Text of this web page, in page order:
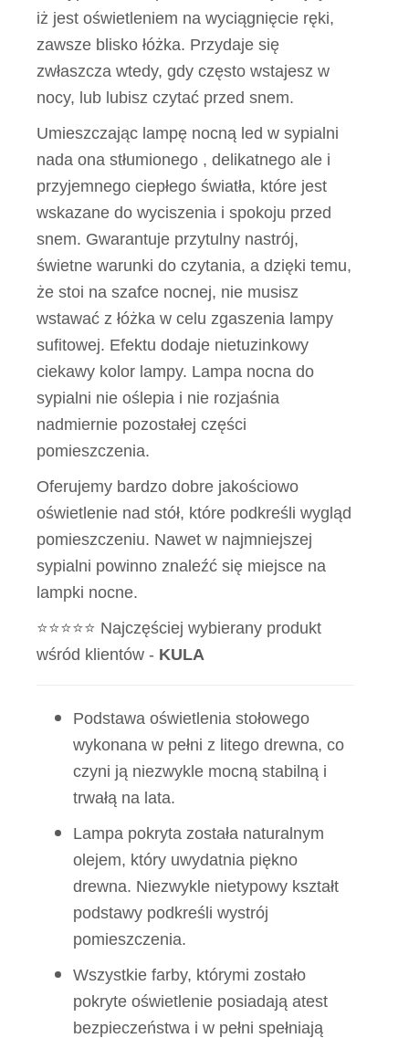
iż jest oświetleniem na wyciągnięcie ręki,
zawsze blisko łóżka. Przydaje się
zwłaszcza wtedy, gdy często wstajesz w
nocy, lub lubisz czytać przed snem.
Umieszczając lampę nocną led w sypialni
nada ona stłumionego , delikatnego ale i
przyjemnego ciepłego światła, które jest
wskazane do wyciszenia i spokoju przed
snem. Gwarantuje przytulny nastrój,
świetne warunki do czytania, a dzięki temu,
że stoi na szafce nocnej, nie musisz
wstawać z łóżka w celu zgaszenia lampy
sufitowej. Efektu dodaje nietuzinkowy
ciekawy kolor lampy. Lampa nocna do
sypialni nie oślepia i nie rozjaśnia
nadmiernie pozostałej części
pomieszczenia.
Oferujemy bardzo dobre jakościowo
oświetlenie nad stół, które podkreśli wygląd
pomieszczeniu. Nawet w najmniejszej
sypialni powinno znaleźć się miejsce na
lampki nocne.
⭐⭐⭐⭐⭐ Najczęściej wybierany produkt
wśród klientów - KULA
Podstawa oświetlenia stołowego
wykonana w pełni z litego drewna, co
czyni ją niezwykle mocną stabilną i
trwałą na lata.
Lampa pokryta została naturalnym
olejem, który uwydatnia piękno
drewna. Niezwykle nietypowy kształt
podstawy podkreśli wystrój
pomieszczenia.
Wszystkie farby, którymi zostało
pokryte oświetlenie posiadają atest
bezpieczeństwa i w pełni spełniają